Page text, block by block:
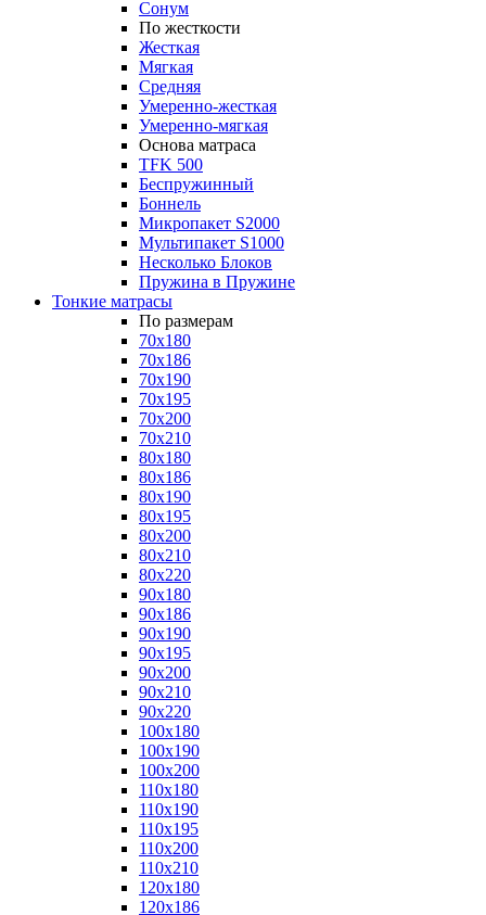
Сонум
По жесткости
Жесткая
Мягкая
Средняя
Умеренно-жесткая
Умеренно-мягкая
Основа матраса
TFK 500
Беспружинный
Боннель
Микропакет S2000
Мультипакет S1000
Несколько Блоков
Пружина в Пружине
Тонкие матрасы
По размерам
70x180
70x186
70x190
70x195
70x200
70x210
80x180
80x186
80x190
80x195
80x200
80x210
80x220
90x180
90x186
90x190
90x195
90x200
90x210
90x220
100x180
100x190
100x200
110x180
110x190
110x195
110x200
110x210
120x180
120x186